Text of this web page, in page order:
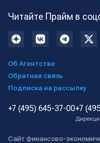
Читайте Прайм в
Об Агентстве
Обратная связь
Подписка на рассылку
+7 (495) 645-37-00+7
Сайт финансово-